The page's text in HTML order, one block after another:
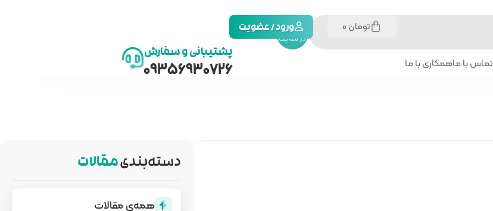
جستجو
در سایت
تومان ورود / عضویت
تماس با ماهمکاری با ما
پشتیبانی و سفارش
09356930726
دسته‌بندیمقالات
همه‌ی مقالات